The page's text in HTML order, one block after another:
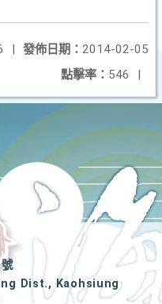
發佈日期： 2014-02-05
|
點擊率： 546 |
Dist., Kaohsiung